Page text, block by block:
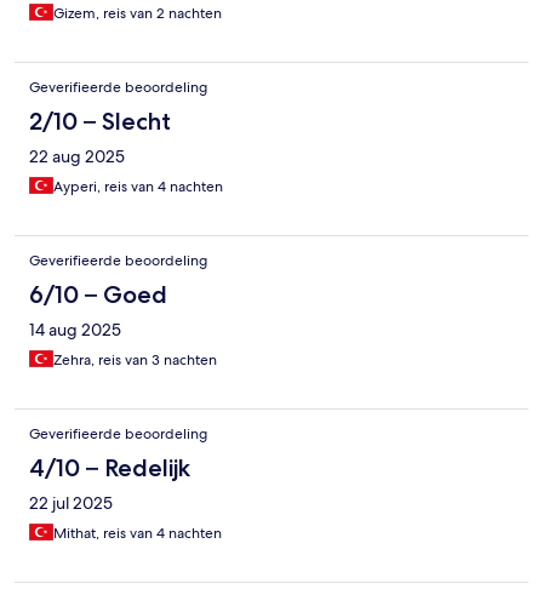
Gizem, reis van 2 nachten
Geverifieerde beoordeling
2/10 – Slecht
22 aug 2025
Ayperi, reis van 4 nachten
Geverifieerde beoordeling
6/10 – Goed
14 aug 2025
Zehra, reis van 3 nachten
Geverifieerde beoordeling
4/10 – Redelijk
22 jul 2025
Mithat, reis van 4 nachten